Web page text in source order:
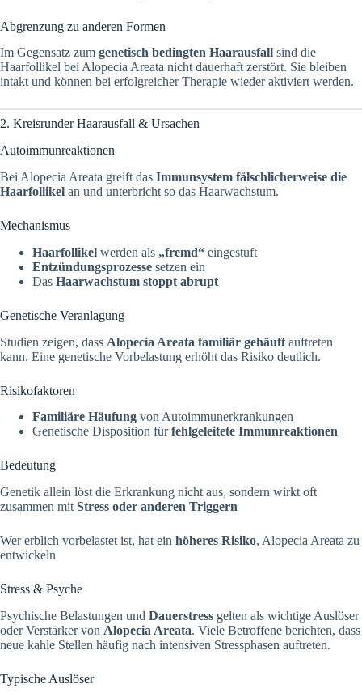
Abgrenzung zu anderen Formen
Im Gegensatz zum genetisch bedingten Haarausfall sind die
Haarfollikel bei Alopecia Areata nicht dauerhaft zerstört. Sie bleiben
intakt und können bei erfolgreicher Therapie wieder aktiviert werden.
2. Kreisrunder Haarausfall & Ursachen
Autoimmunreaktionen
Bei Alopecia Areata greift das Immunsystem fälschlicherweise die
Haarfollikel an und unterbricht so das Haarwachstum.
Mechanismus
Haarfollikel werden als „fremd“ eingestuft
Entzündungsprozesse setzen ein
Das Haarwachstum stoppt abrupt
Genetische Veranlagung
Studien zeigen, dass Alopecia Areata familiär gehäuft auftreten
kann. Eine genetische Vorbelastung erhöht das Risiko deutlich.
Risikofaktoren
Familiäre Häufung von Autoimmunerkrankungen
Genetische Disposition fürfehlgeleitete Immunreaktionen
Bedeutung
Genetik allein löst die Erkrankung nicht aus, sondern wirkt oft
zusammen mit Stress oder anderen Triggern
Wer erblich vorbelastet ist, hat ein höheres Risiko, Alopecia Areata zu
entwickeln
Stress & Psyche
Psychische Belastungen und Dauerstress gelten als wichtige Auslöser
oder Verstärker von Alopecia Areata. Viele Betroffene berichten, dass
neue kahle Stellen häufig nach intensiven Stressphasen auftreten.
Typische Auslöser